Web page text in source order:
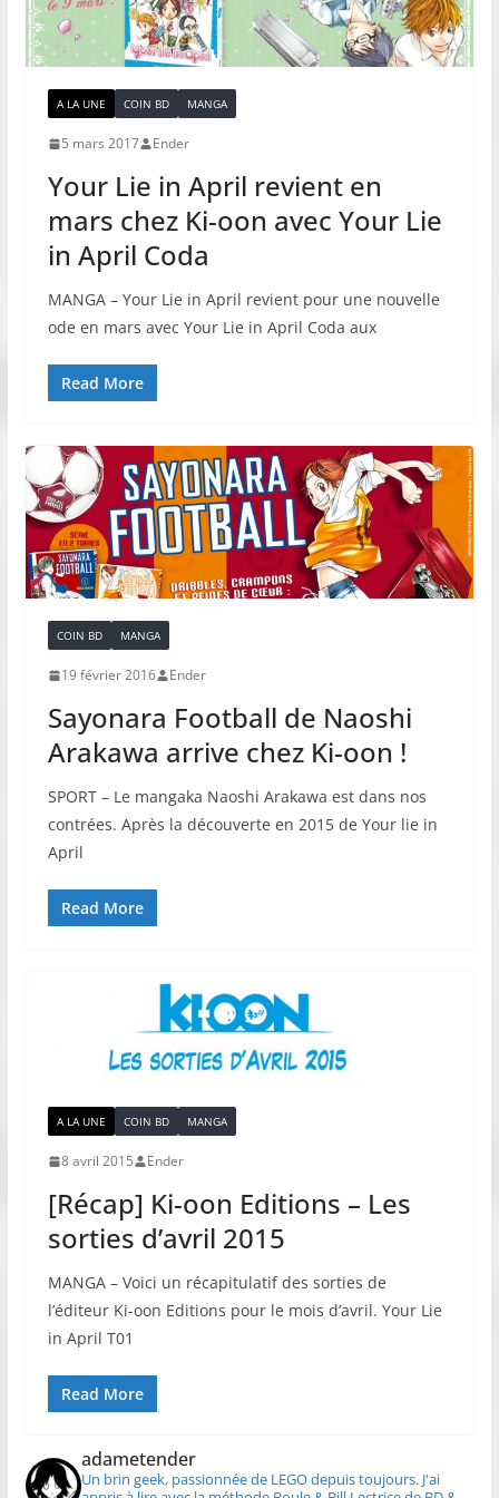
A LA UNE COIN BD MANGA
5 mars 2017 Ender
Your Lie in April revient en
mars chez Ki-oon avec Your Lie
in April Coda
MANGA – Your Lie in April revient pour une nouvelle
ode en mars avec Your Lie in April Coda aux
Read More
COIN BD MANGA
19 février 2016 Ender
Sayonara Football de Naoshi
Arakawa arrive chez Ki-oon !
SPORT – Le mangaka Naoshi Arakawa est dans nos
contrées. Après la découverte en 2015 de Your lie in
April
Read More
A LA UNE COIN BD MANGA
8 avril 2015 Ender
[Récap] Ki-oon Editions – Les
sorties d’avril 2015
MANGA – Voici un récapitulatif des sorties de
l’éditeur Ki-oon Editions pour le mois d’avril. Your Lie
in April T01
Read More
adametender
Un brin geek, passionnée de LEGO depuis toujours.J'ai